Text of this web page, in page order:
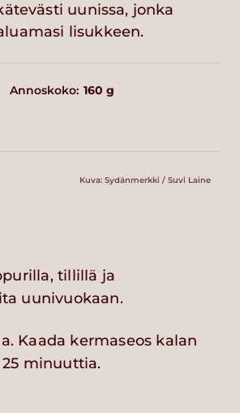
uunissa, jonka
lisukkeen.
Annoskoko: 160 g
Kuva: Sydänmerkki / Suvi Laine
tillillä ja
uunivuokaan.
Kaada kermaseos kalan
25 minuuttia.